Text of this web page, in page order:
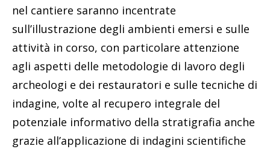
nel cantiere saranno incentrate
sull’illustrazione degli ambienti emersi e sulle
attività in corso, con particolare attenzione
agli aspetti delle metodologie di lavoro degli
archeologi e dei restauratori e sulle tecniche di
indagine, volte al recupero integrale del
potenziale informativo della stratigrafia anche
grazie all’applicazione di indagini scientifiche